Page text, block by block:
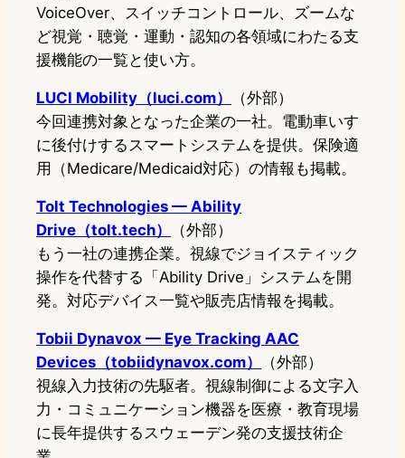
VoiceOver、スイッチコントロール、ズームな
ど視覚・聴覚・運動・認知の各領域にわたる支
援機能の一覧と使い方。
LUCI Mobility（luci.com）
（外部）
今回連携対象となった企業の一社。電動車いす
に後付けするスマートシステムを提供。保険適
用（Medicare/Medicaid対応）の情報も掲載。
Tolt Technologies — Ability
Drive（tolt.tech）
（外部）
もう一社の連携企業。視線でジョイスティック
操作を代替する「Ability Drive」システムを開
発。対応デバイス一覧や販売店情報を掲載。
Tobii Dynavox — Eye Tracking AAC
Devices（tobiidynavox.com）
（外部）
視線入力技術の先駆者。視線制御による文字入
力・コミュニケーション機器を医療・教育現場
に長年提供するスウェーデン発の支援技術企